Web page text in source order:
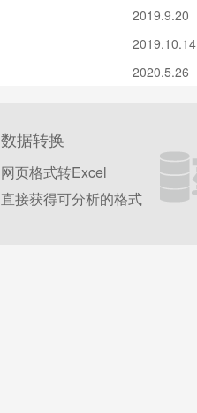
2019.9.20
2019.10.14
2020.5.26
数据转换
网页格式转Excel
直接获得可分析的格式